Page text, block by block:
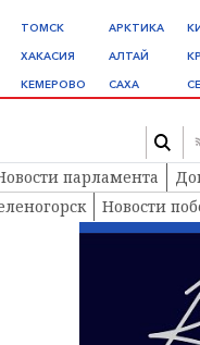
ТОМСК
ХАКАСИЯ
КЕМЕРОВО
АРКТИКА
АЛТАЙ
САХА
парламента
Новости